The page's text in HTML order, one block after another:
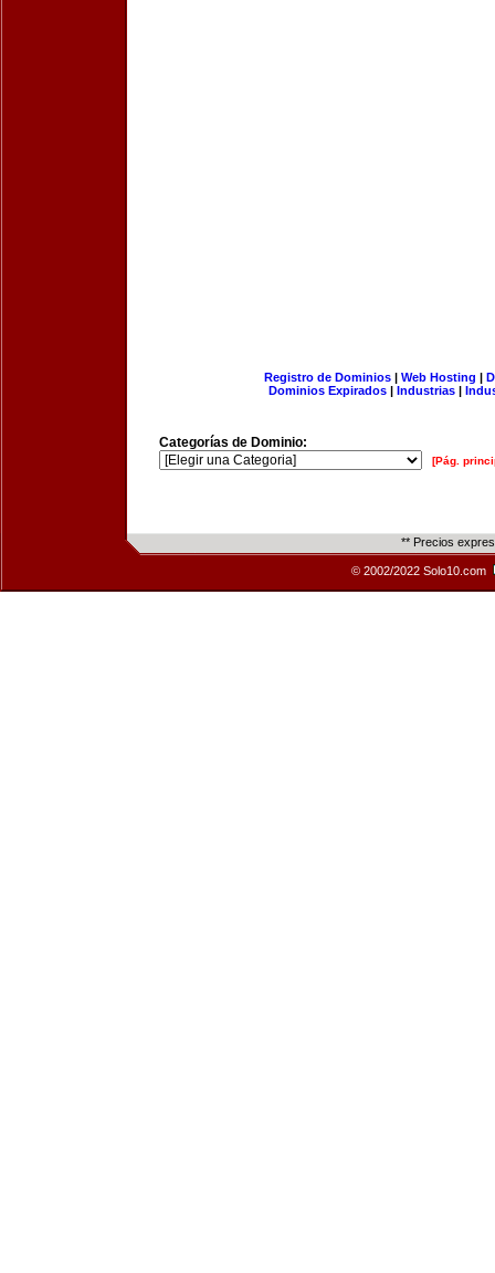
Registro de Dominios| Web Hosting |
Dominios Expirados | Industrias |
Categorías de Dominio:
[Pág.
** Precios
© 2002/2022 Solo10.com